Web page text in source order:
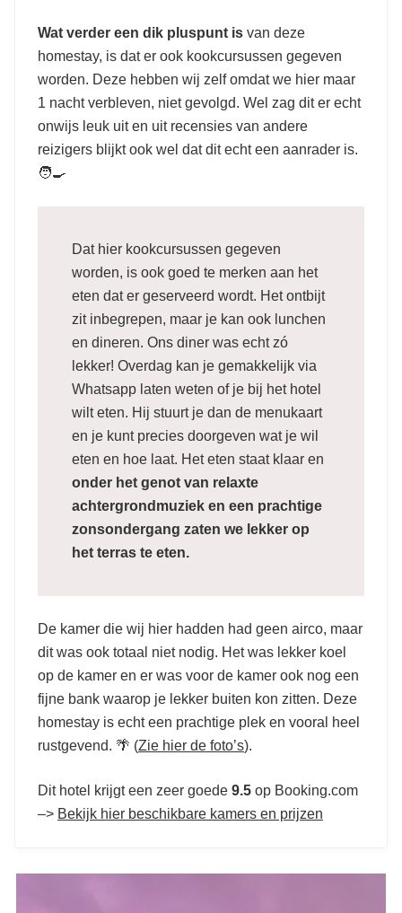
Wat verder een dik pluspunt is van deze
homestay, is dat er ook kookcursussen gegeven
worden. Deze hebben wij zelf omdat we hier maar
1 nacht verbleven, niet gevolgd. Wel zag dit er echt
onwijs leuk uit en uit recensies van andere
reizigers blijkt ook wel dat dit echt een aanrader is.
🧑‍🍳
Dat hier kookcursussen gegeven
worden, is ook goed te merken aan het
eten dat er geserveerd wordt. Het ontbijt
zit inbegrepen, maar je kan ook lunchen
en dineren. Ons diner was echt zó
lekker! Overdag kan je gemakkelijk via
Whatsapp laten weten of je bij het hotel
wilt eten. Hij stuurt je dan de menukaart
en je kunt precies doorgeven wat je wil
eten en hoe laat. Het eten staat klaar en
onder het genot van relaxte
achtergrondmuziek en een prachtige
zonsondergang zaten we lekker op
het terras te eten.
De kamer die wij hier hadden had geen airco, maar
dit was ook totaal niet nodig. Het was lekker koel
op de kamer en er was voor de kamer ook nog een
fijne bank waarop je lekker buiten kon zitten. Deze
homestay is echt een prachtige plek en vooral heel
rustgevend. 🌴 (Zie hier de foto’s).
Dit hotel krijgt een zeer goede 9.5 op Booking.com
–> Bekijk hier beschikbare kamers en prijzen